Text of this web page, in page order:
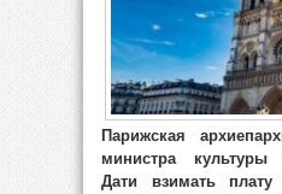
Парижская
министра
Дати взимать